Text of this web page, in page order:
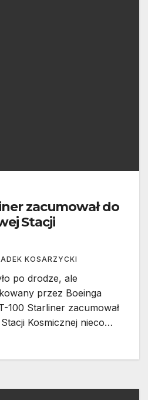
zacumował do
Stacji
KOSARZYCKI
po drodze, ale
przez Boeinga
100 Starliner zacumował
Kosmicznej nieco…